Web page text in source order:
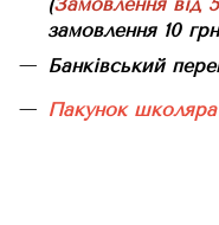
замовлення 10
Банківський
Пакунок школяра